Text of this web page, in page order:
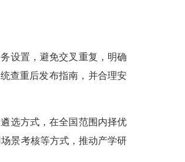
设置，避免交叉重复，明确
查重后发布指南，并合理安
选方式，在全国范围内择优
景考核等方式，推动产学研